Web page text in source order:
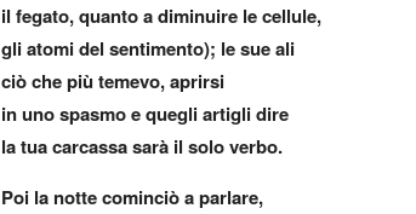
il fegato, quanto a diminuire le cellule,
gli atomi del sentimento); le sue ali
ciò che più temevo, aprirsi
in uno spasmo e quegli artigli dire
la tua carcassa sarà il solo verbo.
Poi la notte cominciò a parlare,